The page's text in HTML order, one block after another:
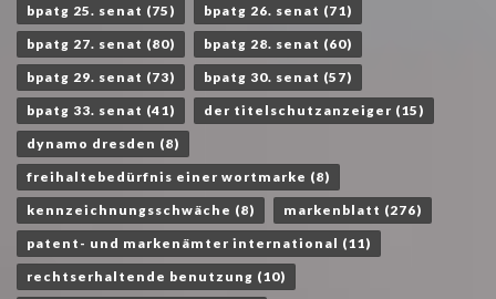
bpatg 25. senat (75) bpatg 26. senat (71)
bpatg 27. senat (80) bpatg 28. senat (60)
bpatg 29. senat (73) bpatg 30. senat (57)
bpatg 33. senat (41) der titelschutzanzeiger (15)
dynamo dresden (8)
freihaltebedürfnis einer wortmarke (8)
kennzeichnungsschwäche (8) markenblatt (276)
patent- und markenämter international (11)
rechtserhaltende benutzung (10)